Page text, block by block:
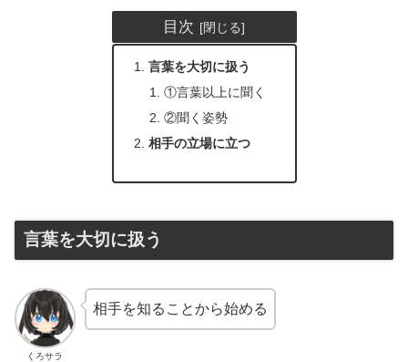
目次
言葉を大切に扱う
①言葉以上に聞く
②聞く姿勢
相手の立場に立つ
言葉を大切に扱う
くろサラ
相手を知ることから始める